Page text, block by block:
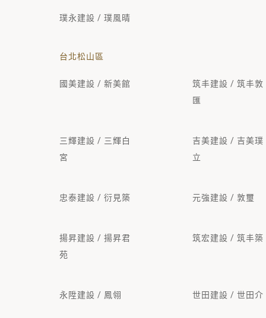
璞永建設 / 璞風晴
台北松山區
國美建設 / 新美館
筑丰建設 / 筑丰敦
匯
三輝建設 / 三輝白
宮
吉美建設 / 吉美璞
立
忠泰建設 / 衍見築 元強建設 / 敦璽
揚昇建設 / 揚昇君
苑
筑宏建設 / 筑丰築
永陞建設 / 鳳翎 世田建設 / 世田介